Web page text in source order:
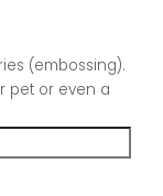
(embossing).
pet or even a